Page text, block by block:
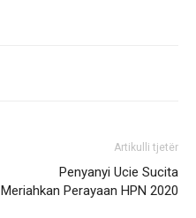
Artikulli tjetër
Penyanyi Ucie Sucita
Meriahkan Perayaan HPN 2020